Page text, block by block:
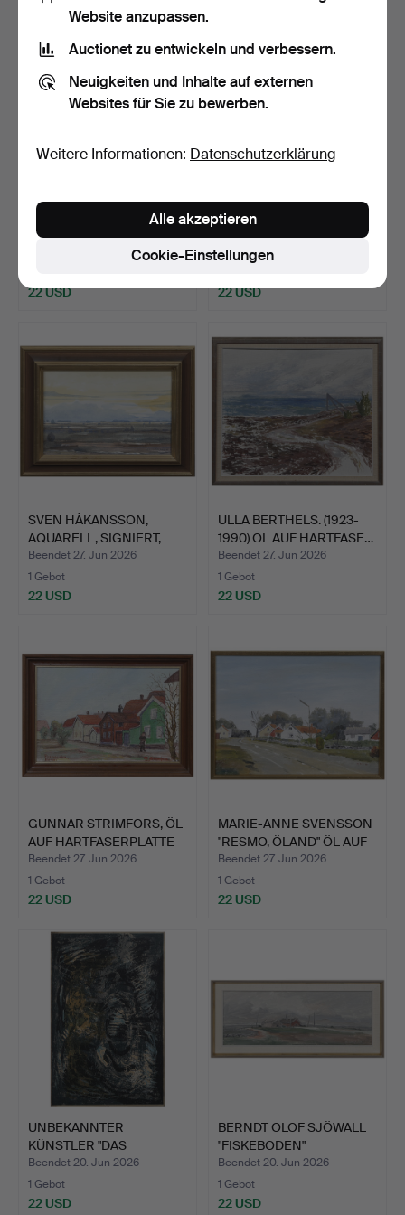
BERNDT OLOF SJÖWALL
"FIGUR IN LANDSCHAFT"
Beendet 27. Jun 2026
22 USD
TOR BERGSTRÖM, ÖL AUF
HOLZPLATTE, GAMLA ST…
Beendet 27. Jun 2026
22 USD
SVEN HÅKANSSON,
AQUARELL, SIGNIERT,
VERGLA…
Beendet 27. Jun 2026
1 Gebot
22 USD
ULLA BERTHELS. (1923-
1990) ÖL AUF HARTFASE…
Beendet 27. Jun 2026
1 Gebot
22 USD
GUNNAR STRIMFORS, ÖL
AUF HARTFASERPLATTE
"…
Beendet 27. Jun 2026
1 Gebot
22 USD
MARIE-ANNE SVENSSON
"RESMO, ÖLAND" ÖL AUF
…
Beendet 27. Jun 2026
1 Gebot
22 USD
UNBEKANNTER
KÜNSTLER "DAS
WUNDER" MISCHTEC…
Beendet 20. Jun 2026
1 Gebot
22 USD
BERNDT OLOF SJÖWALL
"FISKEBODEN"
FOLKESLUN…
Beendet 20. Jun 2026
1 Gebot
22 USD
Website anzupassen.
Auctionet zu entwickeln und verbessern.
Neuigkeiten und Inhalte auf externen
Websites für Sie zu bewerben.
Weitere Informationen: Datenschutzerklärung
Cookie-Einstellungen
Alle akzeptieren